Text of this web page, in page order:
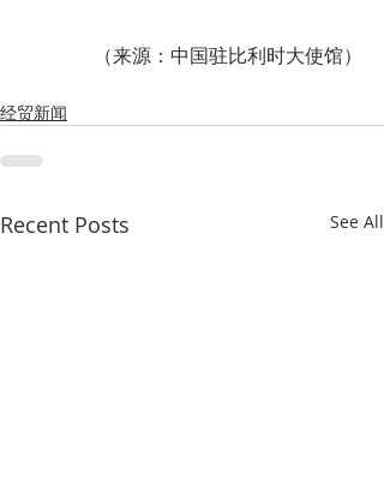
（来源：中国驻比利时大使馆）
经贸新闻
Recent Posts See All